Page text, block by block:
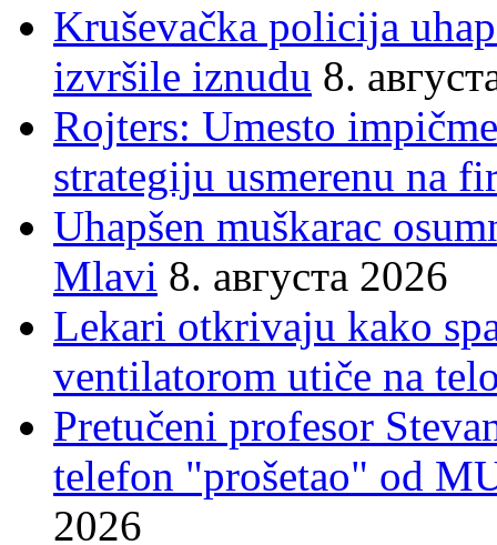
Kruševačka policija
izvršile iznudu 8.
Rojters: Umesto
strategiju usmerenu na
Uhapšen muškarac
Mlavi 8. августа 2026
Lekari otkrivaju kako
ventilatorom utiče na
Pretučeni profesor
telefon "prošetao" od
2026